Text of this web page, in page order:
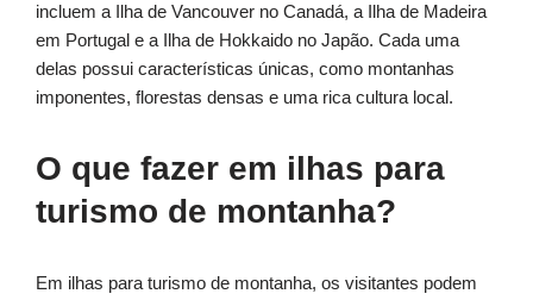
incluem a Ilha de Vancouver no Canadá, a Ilha de Madeira
em Portugal e a Ilha de Hokkaido no Japão. Cada uma
delas possui características únicas, como montanhas
imponentes, florestas densas e uma rica cultura local.
O que fazer em ilhas para
turismo de montanha?
Em ilhas para turismo de montanha, os visitantes podem